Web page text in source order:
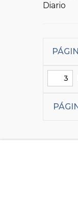
Diario